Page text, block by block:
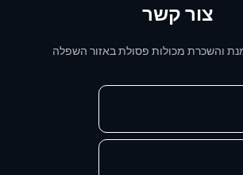
צור קשר
והשכרת מכולות פסולת באזור השפלה